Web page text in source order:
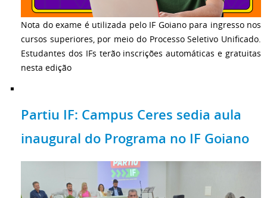
Nota do exame é utilizada pelo IF Goiano para ingresso nos
cursos superiores, por meio do Processo Seletivo Unificado.
Estudantes dos IFs terão inscrições automáticas e gratuitas
nesta edição
Partiu IF: Campus Ceres sedia aula
inaugural do Programa no IF Goiano